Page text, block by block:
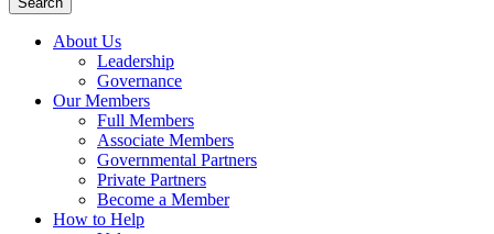
About Us
Leadership
Governance
Our Members
Full Members
Associate Members
Governmental Partners
Private Partners
Become a Member
How to Help